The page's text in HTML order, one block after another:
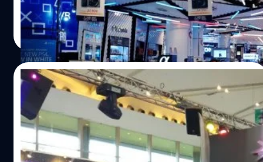
สื่อหรือเว็บต่างๆครับ แต่หากไม่มีสื่อหรือเว็บต่างๆมาลงเล่นใน
จังหวะนั้น ก็จะเปิดให้คนทั่วไปเข้าเล่นเครื่องขวาเหมือนกัน ใน
ตอนเริ่มต้นของเดโม่นั้น เราจะมาเริ่มที่แคมป์แรกของ Ancient
Forest ครับ ในตรงนี้ถ้าเราจะออกไปสู้มอนสเตอร์มั่วๆแบบไม่
สนเควสเองจริงๆก็ทำได้ แต่ทีมงานที่ดูแลอยู่น่าจะไม่ให้ทำ
อย่างนั้นครับ เพราะจะเป็นการเอาเปรียบคนอื่นๆที่มารอ เพราะ
กติกาคือเราจะได้เล่นแค่เควสเดียวต่อคนเท่านั้นครับ จากจุด
นี้ ทีมงานและตัวเกมก็จะสอนให้เราเข้าไปเปลี่ยนอาวุธอุปกรณ์
ในแคมป์ตามที่ชอบครับ จากนั้นที่ข้างๆเต้นจะมีจุดทานข้าว
สำหรับใครที่ไม่เคยเล่นมอนสเตอร์ ฮันเตอร์มาก่อน ในเกมนี้เรา
จะมีระบบทานข้าวเพื่อเอาบัฟมาเสริมพลังเวลาลงเควสครับ ถ้า
Mall ชั้น 4 สยามพารากอน และชั้น 3 เอ็มโพเรียมกันเลย
เพราะนอกจากจะมีเครื่องใช้ไฟฟ้ารุ่นล่าสุดให้เลือกช้อป ยังมี
สินค้าราคาพิเศษอีกเพียบ พร้อมโปรโมชั่นเสริมลดราคาพิเศษ
ให้ถูกลงไปกว่าเดิม
เอกพล ชูเชิด| 3327 days ago
Read More
20/08/2016
พาชมงาน AFATH2016 แวะบูธ PlayStation
จัดเต็มเล่นเพลินแน่นอน !!
งาน Anime Festival ASIA 2016 (AFA 2016) บอกได้เลยว่า